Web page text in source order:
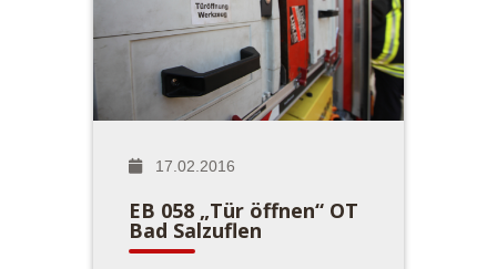
17.02.2016
EB 058 „Tür öffnen“ OT
Bad Salzuflen